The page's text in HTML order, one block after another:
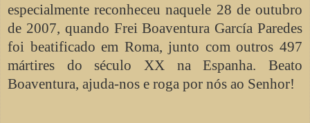
especialmente reconheceu naquele 28 de outubro
de 2007, quando Frei Boaventura García Paredes
foi beatificado em Roma, junto com outros 497
mártires do século XX na Espanha. Beato
Boaventura, ajuda-nos e roga por nós ao Senhor!